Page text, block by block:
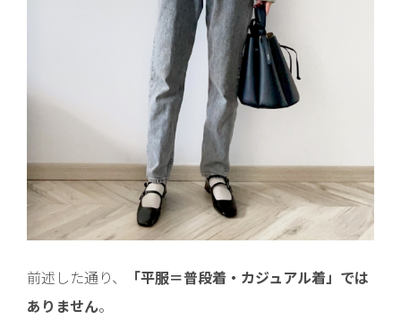
前述した通り、
「平服＝普段着・カジュアル着」では
ありません。